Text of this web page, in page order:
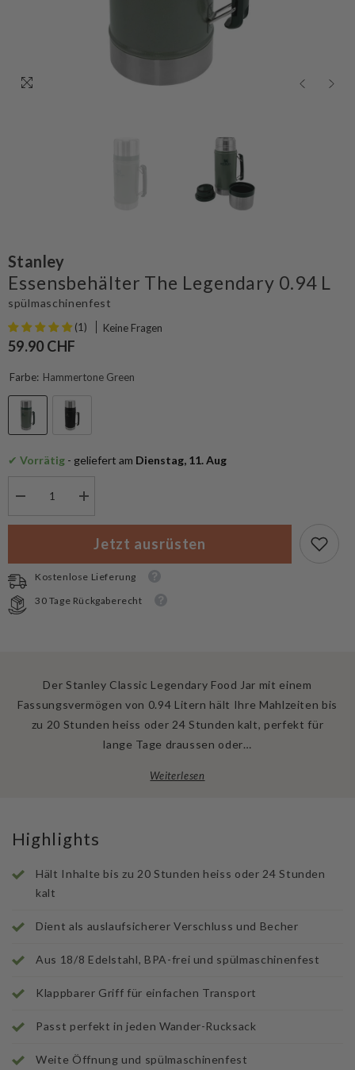
Stanley
Essensbehälter The Legendary 0.94 L
spülmaschinenfest
(1) Keine Fragen
59.90 CHF
Farbe: Hammertone Green
✔ Vorrätig - geliefert am Dienstag, 11. Aug
für
Legendary
0.94
L
Menge
für
Stanley
Essensbehälter
Legendary
Jetzt ausrüsten
Kostenlose Lieferung
30 Tage Rückgaberecht
Der Stanley Classic Legendary Food Jar mit einem
Fassungsvermögen von 0.94 Litern hält Ihre Mahlzeiten bis
zu 20 Stunden heiss oder 24 Stunden kalt, perfekt für
lange Tage draussen oder…
Weiterlesen
Highlights
Hält Inhalte bis zu 20 Stunden heiss oder 24 Stunden
kalt
Dient als auslaufsicherer Verschluss und Becher
Aus 18/8 Edelstahl, BPA-frei und spülmaschinenfest
Klappbarer Griff für einfachen Transport
Passt perfekt in jeden Wander-Rucksack
Weite Öffnung und spülmaschinenfest